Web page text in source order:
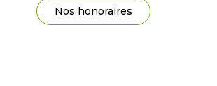
Nos honoraires